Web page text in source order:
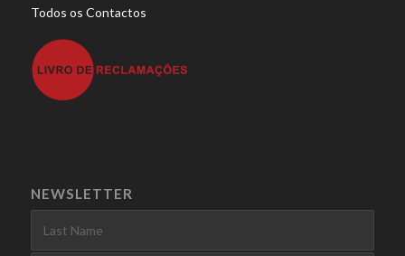
Todos os Contactos
NEWSLETTER